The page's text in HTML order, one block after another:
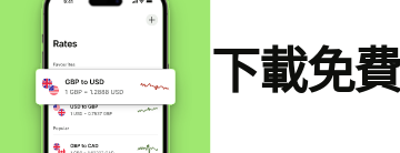
下載免